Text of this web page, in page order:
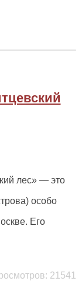
лес» — это
особо
Его
21541